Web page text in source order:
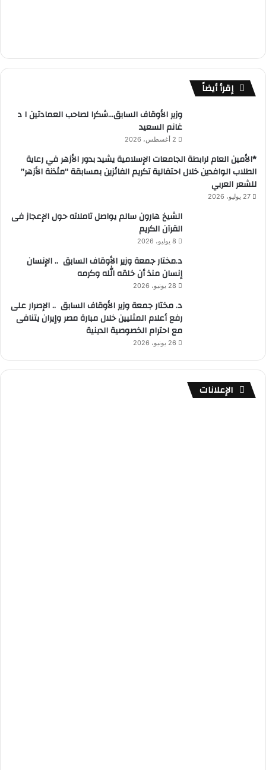
إقرأ أيضاً
وزير الأوقاف السابق…شكرا لصاحب العمادتين ا د
غانم السعيد
2 أغسطس، 2026
*الأمين العام لرابطة الجامعات الإسلامية يشيد بدور الأزهر في رعاية
الطلاب الوافدين خلال احتفالية تكريم الفائزين بمسابقة “مئذنة الأزهر”
للشعر العربي
27 يوليو، 2026
الشيخ هارون سالم يواصل تاملاته حول الإعجاز فى
القرآن الكريم
8 يوليو، 2026
د.مختار جمعة وزير الأوقاف السابق .. الإنسان
إنسان منذ أن خلقه الله وكرمه
28 يونيو، 2026
د. مختار جمعة وزير الأوقاف السابق .. الإصرار على
رفع أعلام المثليين خلال مبارة مصر وإيران يتنافى
مع احترام الخصوصية الدينية
26 يونيو، 2026
الإعلانات